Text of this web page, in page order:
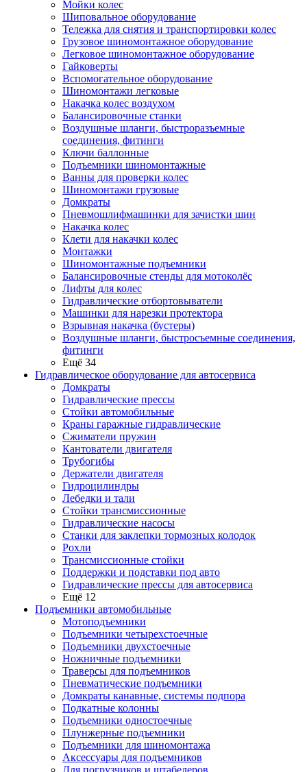
Мойки колес
Шиповальное оборудование
Тележка для снятия и транспортировки колес
Грузовое шиномонтажное оборудование
Легковое шиномонтажное оборудование
Гайковерты
Вспомогательное оборудование
Шиномонтажи легковые
Накачка колес воздухом
Балансировочные станки
Воздушные шланги, быстроразъемные
соединения, фитинги
Ключи баллонные
Подъемники шиномонтажные
Ванны для проверки колес
Шиномонтажи грузовые
Домкраты
Пневмошлифмашинки для зачистки шин
Накачка колес
Клети для накачки колес
Монтажки
Шиномонтажные подъемники
Балансировочные стенды для мотоколёс
Лифты для колес
Гидравлические отбортовыватели
Машинки для нарезки протектора
Взрывная накачка (бустеры)
Воздушные шланги, быстросъемные соединения,
фитинги
Ещё 34
Гидравлическое оборудование для автосервиса
Домкраты
Гидравлические прессы
Стойки автомобильные
Краны гаражные гидравлические
Сжиматели пружин
Кантователи двигателя
Трубогибы
Держатели двигателя
Гидроцилиндры
Лебедки и тали
Стойки трансмиссионные
Гидравлические насосы
Cтанки для заклепки тормозных колодок
Рохли
Трансмиссионные стойки
Поддержки и подставки под авто
Гидравлические прессы для автосервиса
Ещё 12
Подъемники автомобильные
Мотоподъемники
Подъемники четырехстоечные
Подъемники двухстоечные
Ножничные подъемники
Траверсы для подъемников
Пневматические подъемники
Домкраты канавные, системы подпора
Подкатные колонны
Подъемники одностоечные
Плунжерные подъемники
Подъемники для шиномонтажа
Аксессуары для подъемников
Для погрузчиков и штабелеров